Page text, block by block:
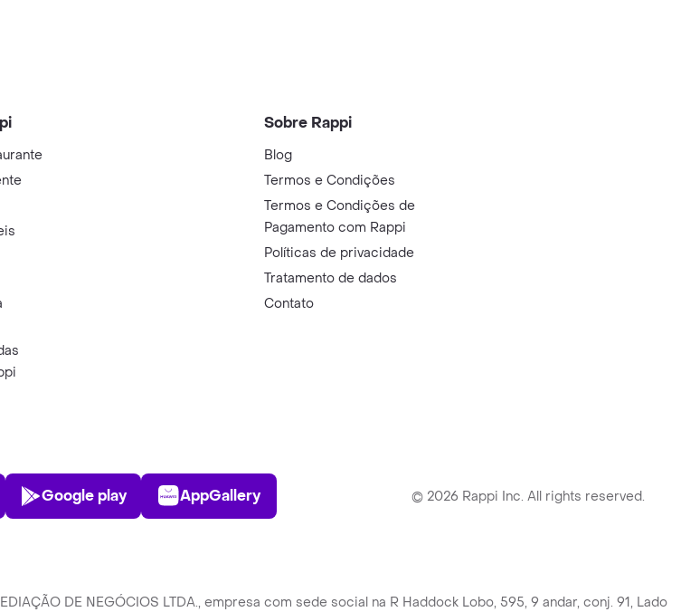
Sobre Rappi
Blog
Termos e Condições
Termos e Condições de
Pagamento com Rappi
Políticas de privacidade
Tratamento de dados
Contato
Play Store
Google play
AppGallery
AppGallery © 2026 Rappi Inc. All rights reserved.
DE NEGÓCIOS LTDA., empresa com sede social na R Haddock Lobo, 595, 9 andar, conj. 91, Lado